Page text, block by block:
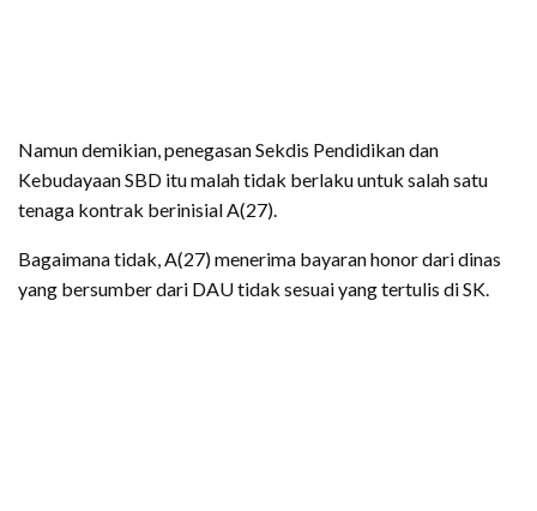
Namun demikian, penegasan Sekdis Pendidikan dan
Kebudayaan SBD itu malah tidak berlaku untuk salah satu
tenaga kontrak berinisial A(27).
Bagaimana tidak, A(27) menerima bayaran honor dari dinas
yang bersumber dari DAU tidak sesuai yang tertulis di SK.